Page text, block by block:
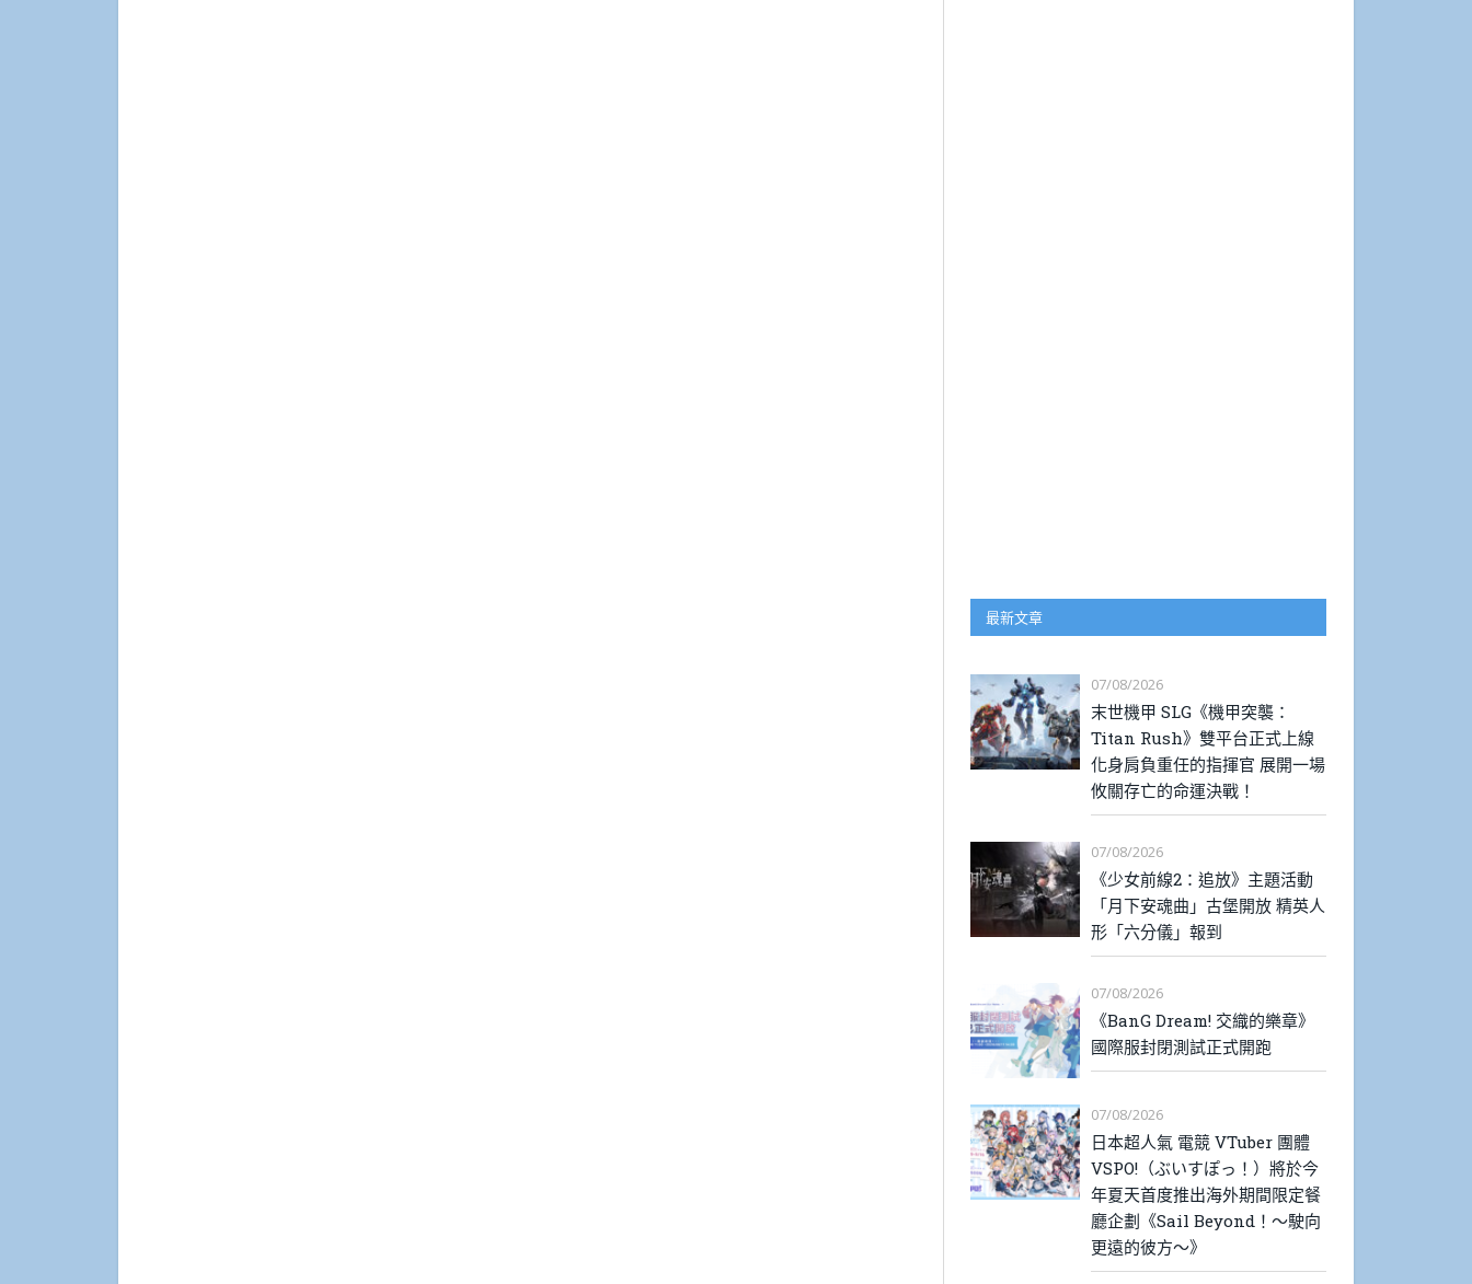
最新文章
07/08/2026
末世機甲 SLG《機甲突襲：
Titan Rush》雙平台正式上線
化身肩負重任的指揮官 展開一場
攸關存亡的命運決戰！
07/08/2026
《少女前線2：追放》主題活動
「月下安魂曲」古堡開放 精英人
形「六分儀」報到
07/08/2026
《BanG Dream! 交織的樂章》
國際服封閉測試正式開跑
07/08/2026
日本超人氣 電競 VTuber 團體
VSPO!（ぶいすぽっ！）將於今
年夏天首度推出海外期間限定餐
廳企劃《Sail Beyond！～駛向
更遠的彼方～》